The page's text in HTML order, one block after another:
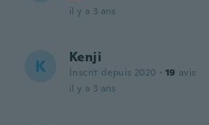
il y a 3 ans
K Kenji
Inscrit depuis 2020 · 19 avis
il y a 3 ans